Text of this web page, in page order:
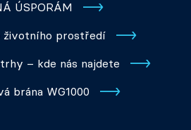
ÚSPORÁM
životního prostředí
– kde nás najdete
brána WG1000